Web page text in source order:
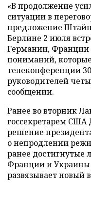
«В продолжение
ситуации в
предложение
Берлине 2 июля
Германии, Франции
пониманий,
телеконференции
руководителей
сообщении.
Ранее во вторник
госсекретарем США
решение
о непродлении
ранее достигнутые
Франции и Украины
развязывает новый